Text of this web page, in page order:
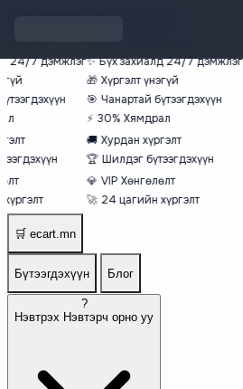
24/7 дэмжлэг✨ Бүх захиалд 24/7 дэмжлэг
🎁 Хүргэлт үнэгүй
🎯 Чанартай бүтээгдэхүүн
⚡ 30% Хямдрал
🚚 Хурдан хүргэлт
🏆 Шилдэг бүтээгдэхүүн
💎 VIP Хөнгөлөлт
🚀 24 цагийн хүргэлт
🛒 ecart.mn
Бүтээгдэхүүн Блог
?
Нэвтрэх Нэвтэрч орно уу